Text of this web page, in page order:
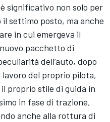
significativo non solo per
settimo posto, ma anche
in cui emergeva il
pacchetto di
dell’auto, dopo
lavoro del proprio pilota,
proprio stile di guida in
in fase di trazione,
anche alla rottura di